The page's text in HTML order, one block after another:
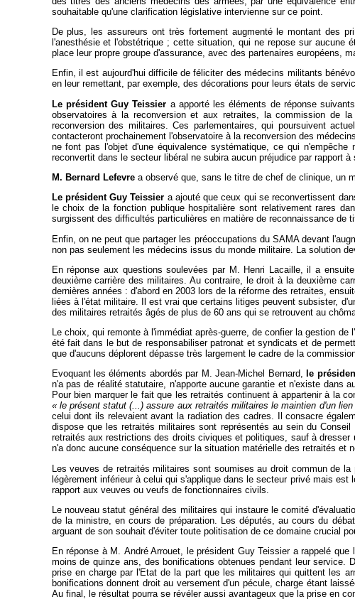
souhaitable qu'une clarification législative intervienne sur ce point.
De plus, les assureurs ont très fortement augmenté le montant des
l'anesthésie et l'obstétrique ; cette situation, qui ne repose sur
place leur propre groupe d'assurance, avec des partenaires européens,
Enfin, il est aujourd'hui difficile de féliciter des médecins militants
en leur remettant, par exemple, des décorations pour leurs états de
Le président Guy Teissier a apporté les éléments de réponse
observatoires à la reconversion et aux retraites, la commission de
reconversion des militaires. Ces parlementaires, qui poursuivent
contacteront prochainement l'observatoire à la reconversion des
ne font pas l'objet d'une équivalence systématique, ce qui
reconvertit dans le secteur libéral ne subira aucun préjudice par rapport
M. Bernard Lefevre a observé que, sans le titre de chef de clinique, un
Le président Guy Teissier a ajouté que ceux qui se reconvertissent
le choix de la fonction publique hospitalière sont relativement rares
surgissent des difficultés particulières en matière de reconnaissance
Enfin, on ne peut que partager les préoccupations du SAMA devant
non pas seulement les médecins issus du monde militaire. La solution
En réponse aux questions soulevées par M. Henri Lacaille, il a
deuxième carrière des militaires. Au contraire, le droit à la deuxième
dernières années : d'abord en 2003 lors de la réforme des retraites,
liées à l'état militaire. Il est vrai que certains litiges peuvent subsister,
des militaires retraités âgés de plus de 60 ans qui se retrouvent au
Le choix, qui remonte à l'immédiat après-guerre, de confier la gestion
été fait dans le but de responsabiliser patronat et syndicats et de
que d'aucuns déplorent dépasse très largement le cadre de la
Evoquant les éléments abordés par M. Jean-Michel Bernard, le
n'a pas de réalité statutaire, n'apporte aucune garantie et n'existe dans
Pour bien marquer le fait que les retraités continuent à appartenir à la
« le présent statut (...) assure aux retraités militaires le maintien d'un
celui dont ils relevaient avant la radiation des cadres. Il consacre
dispose que les retraités militaires sont représentés au sein du
retraités aux restrictions des droits civiques et politiques, sauf à
n'a donc aucune conséquence sur la situation matérielle des retraités et
Les veuves de retraités militaires sont soumises au droit commun de
légèrement inférieur à celui qui s'applique dans le secteur privé mais
rapport aux veuves ou veufs de fonctionnaires civils.
Le nouveau statut général des militaires qui instaure le comité
de la ministre, en cours de préparation. Les députés, au cours du
arguant de son souhait d'éviter toute politisation de ce domaine crucial
En réponse à M. André Arrouet, le président Guy Teissier a rappelé
moins de quinze ans, des bonifications obtenues pendant leur service.
prise en charge par l'Etat de la part que les militaires qui quittent les
bonifications donnent droit au versement d'un pécule, charge étant
Au final, le résultat pourra se révéler aussi avantageux que la prise en